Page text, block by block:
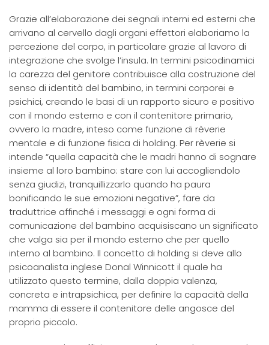
Grazie all’elaborazione dei segnali interni ed esterni che
arrivano al cervello dagli organi effettori elaboriamo la
percezione del corpo, in particolare grazie al lavoro di
integrazione che svolge l’insula. In termini psicodinamici
la carezza del genitore contribuisce alla costruzione del
senso di identità del bambino, in termini corporei e
psichici, creando le basi di un rapporto sicuro e positivo
con il mondo esterno e con il contenitore primario,
ovvero la madre, inteso come funzione di rèverie
mentale e di funzione fisica di holding. Per rèverie si
intende “quella capacità che le madri hanno di sognare
insieme al loro bambino: stare con lui accogliendolo
senza giudizi, tranquillizzarlo quando ha paura
bonificando le sue emozioni negative”, fare da
traduttrice affinché i messaggi e ogni forma di
comunicazione del bambino acquisiscano un significato
che valga sia per il mondo esterno che per quello
interno al bambino. Il concetto di holding si deve allo
psicoanalista inglese Donal Winnicott il quale ha
utilizzato questo termine, dalla doppia valenza,
concreta e intrapsichica, per definire la capacità della
mamma di essere il contenitore delle angosce del
proprio piccolo.